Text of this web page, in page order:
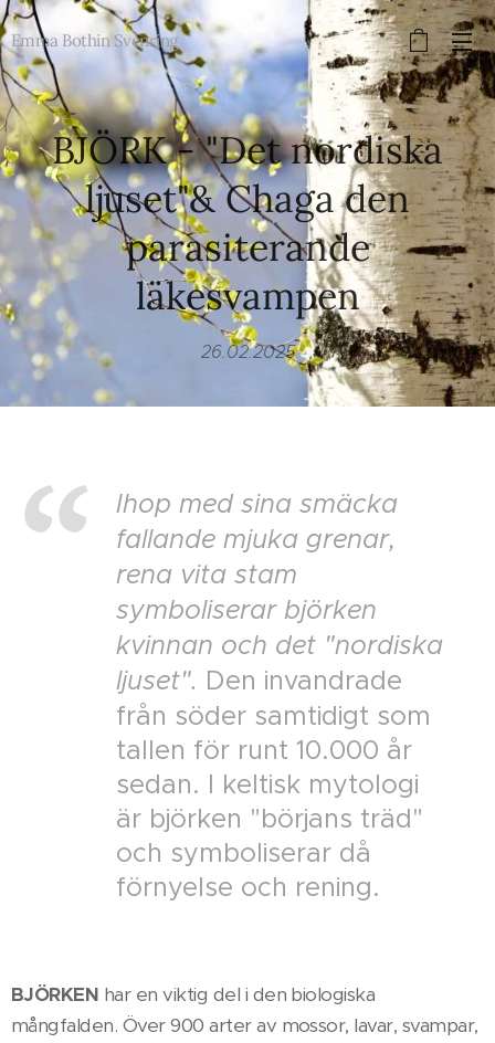
Emma Bothin Svenring
BJÖRK - "Det nordiska
ljuset"& Chaga den
parasiterande
läkesvampen
26.02.2025
Ihop med sina smäcka
fallande mjuka grenar,
rena vita stam
symboliserar björken
kvinnan och det "nordiska
ljuset". Den invandrade
från söder samtidigt som
tallen för runt 10.000 år
sedan. I keltisk mytologi
är björken "börjans träd"
och symboliserar då
förnyelse och rening.
BJÖRKEN har en viktig del i den biologiska
mångfalden. Över 900 arter av mossor, lavar, svampar,